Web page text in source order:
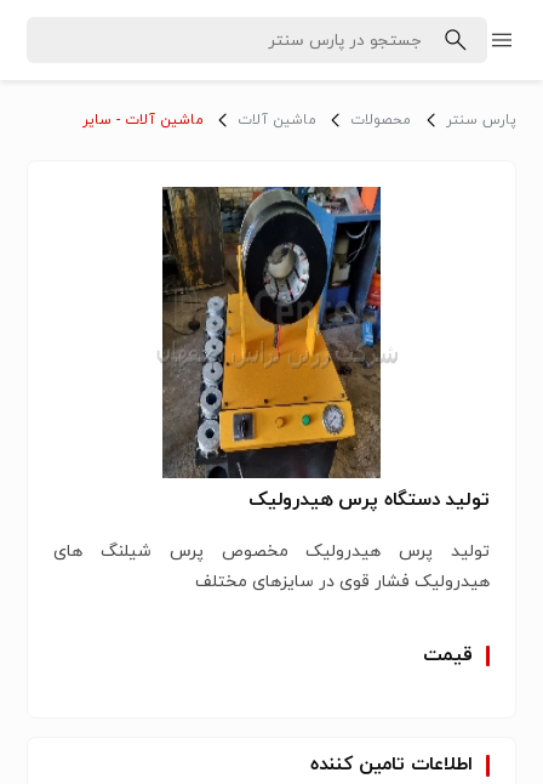
پارس سنتر محصولات ماشین آلات ماشین آلات - سایر
تولید دستگاه پرس هیدرولیک
تولید پرس هیدرولیک مخصوص پرس شیلنگ های
هیدرولیک فشار قوی در سایزهای مختلف
قیمت
اطلاعات تامین کننده